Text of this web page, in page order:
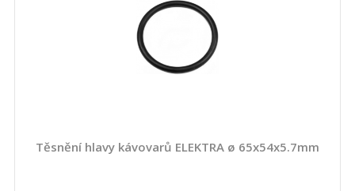
Těsnění hlavy kávovarů ELEKTRA ø 65x54x5.7mm